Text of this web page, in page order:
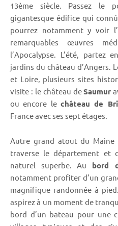
13ème siècle. Passez le
gigantesque édifice qui
pourrez notamment y voir
remarquables œuvres
l’Apocalypse. L’été, partez
jardins du château d’Angers.
et Loire, plusieurs sites
visite : le château deSaumur
ou encore le château de
France avec ses sept étages.
Autre grand atout du Maine
traverse le département et
naturel superbe. Au bord
notamment profiter d’un
magnifique randonnée à
aspirez à un moment de
bord d’un bateau pour une